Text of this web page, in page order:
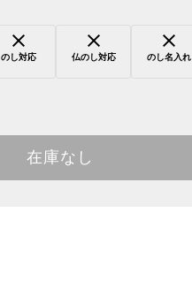
のし対応 仏のし対応 のし名入れ
在庫なし